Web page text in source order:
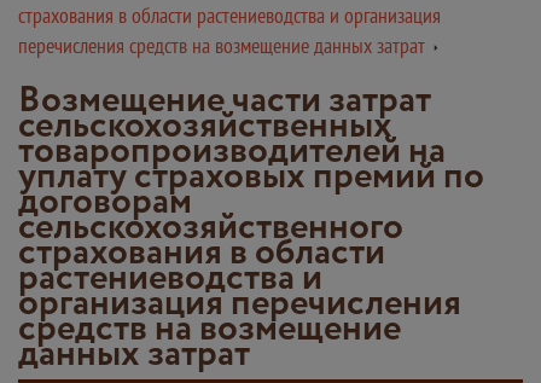
страхования в области растениеводства и организация
перечисления средств на возмещение данных затрат
Возмещение части затрат
сельскохозяйственных
товаропроизводителей на
уплату страховых премий по
договорам
сельскохозяйственного
страхования в области
растениеводства и
организация перечисления
средств на возмещение
данных затрат